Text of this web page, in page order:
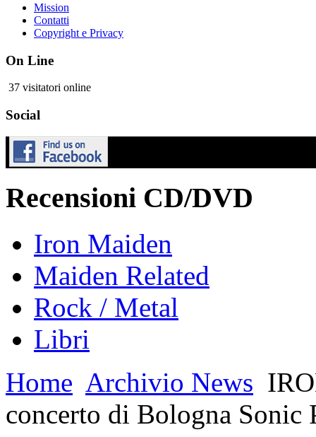
Mission
Contatti
Copyright e Privacy
On Line
37 visitatori online
Social
Recensioni CD/DVD
Iron Maiden
Maiden Related
Rock / Metal
Libri
Home Archivio News
concerto di Bologna Sonic